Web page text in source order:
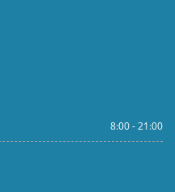
8:00 - 21:00